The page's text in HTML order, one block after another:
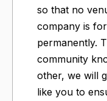
so that no
company is
permanently.
community
other, we will
like you to